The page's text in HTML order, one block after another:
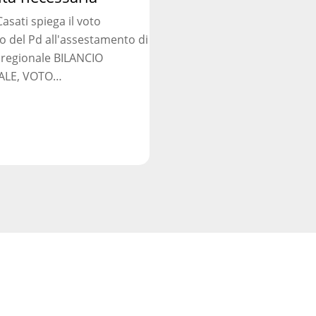
spiega il voto
del Pd all'assestamento di
BILANCIO
VOTO…